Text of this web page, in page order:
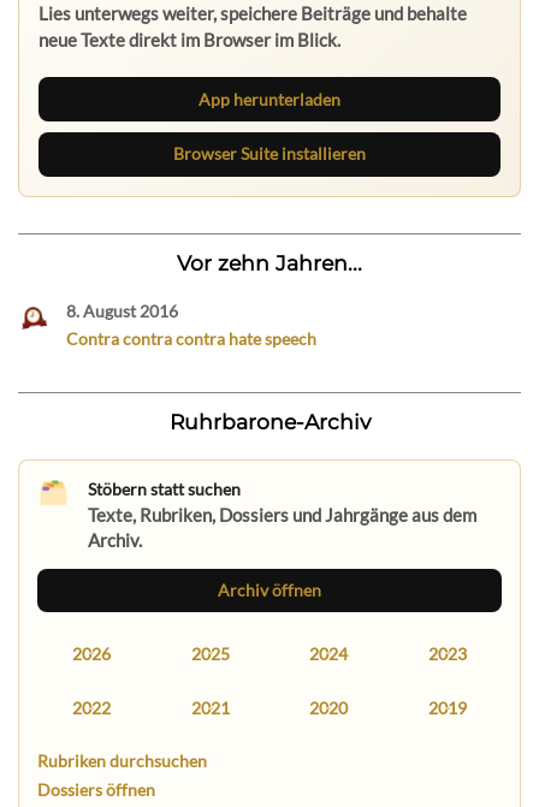
Lies unterwegs weiter, speichere Beiträge und behalte
neue Texte direkt im Browser im Blick.
App herunterladen
Browser Suite installieren
Vor zehn Jahren...
8. August 2016
Contra contra contra hate speech
Ruhrbarone-Archiv
Stöbern statt suchen
Texte, Rubriken, Dossiers und Jahrgänge aus dem
Archiv.
Archiv öffnen
2026 2025 2024 2023
2022 2021 2020 2019
Rubriken durchsuchen
Dossiers öffnen